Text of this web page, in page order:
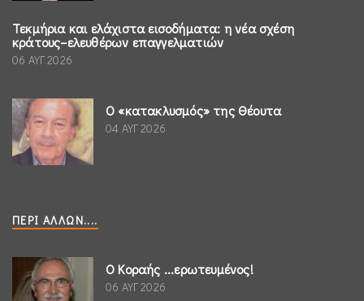
Τεκμήρια και ελάχιστα εισοδήματα: η νέα σχέση
κράτους–ελευθέρων επαγγελματιών
06 ΑΥΓ 2026
Ο «κατακλυσμός» της Θέουτα
04 ΑΥΓ 2026
ΠΕΡΊ ΆΛΛΩΝ....
Ο Κοραής ...ερωτευμένος!
06 ΑΥΓ 2026